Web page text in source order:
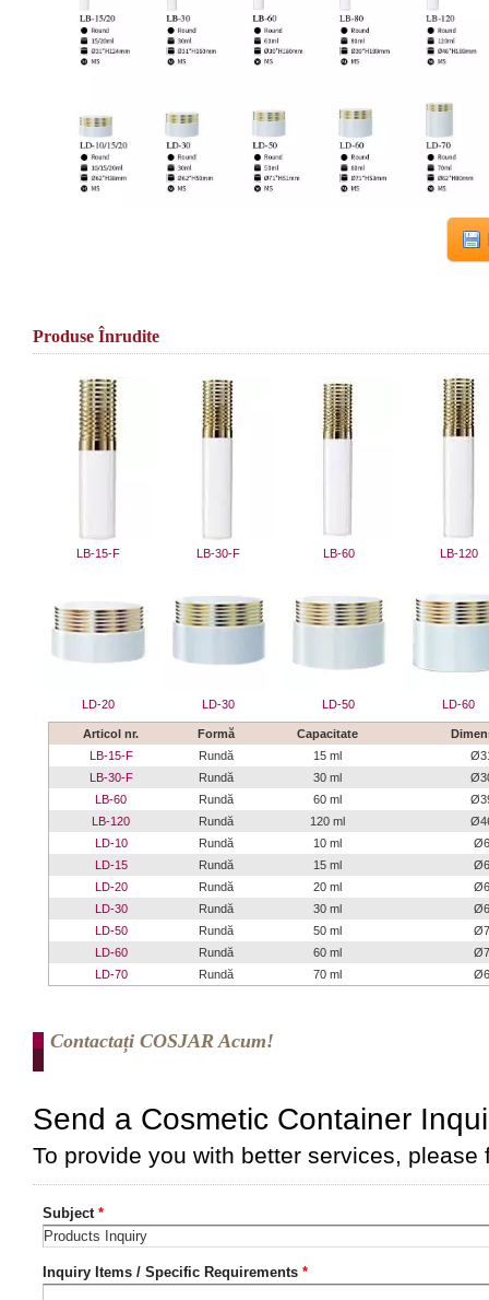
Produse Înrudite
LB-15-F LB-30-F LB-60 LB-120
LD-20 LD-30 LD-50 LD-60
Articol nr. Formă Capacitate
LB-15-F
Rundă 15 ml
LB-30-F
Rundă 30 ml
LB-60
Rundă 60 ml
LB-120
Rundă 120 ml
LD-10
Rundă 10 ml
LD-15
Rundă 15 ml
LD-20
Rundă 20 ml
LD-30
Rundă 30 ml
LD-50
Rundă 50 ml
LD-60
Rundă 60 ml
LD-70
Rundă 70 ml
Contactați COSJAR Acum!